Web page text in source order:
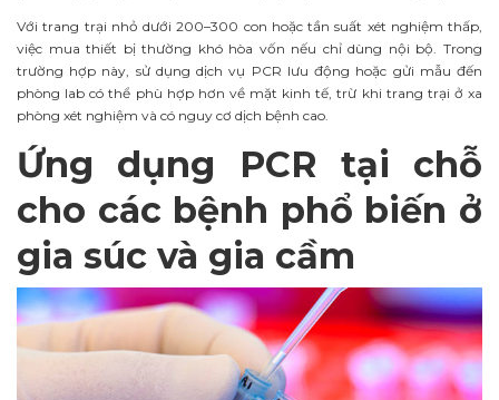
Với trang trại nhỏ dưới 200–300 con hoặc tần suất xét nghiệm thấp,
việc mua thiết bị thường khó hòa vốn nếu chỉ dùng nội bộ. Trong
trường hợp này, sử dụng dịch vụ PCR lưu động hoặc gửi mẫu đến
phòng lab có thể phù hợp hơn về mặt kinh tế, trừ khi trang trại ở xa
phòng xét nghiệm và có nguy cơ dịch bệnh cao.
Ứng dụng PCR tại chỗ
cho các bệnh phổ biến ở
gia súc và gia cầm